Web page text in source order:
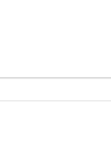
de 150 m², abri
vie de 88 m²
naturel préservé.